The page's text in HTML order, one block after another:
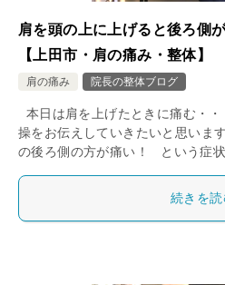
肩を頭の上に上げると後ろ側
【上田市・肩の痛み・整体】
肩の痛み 院長の整体ブログ
本日は肩を上げたときに痛む・
操をお伝えしていきたいと思い
の後ろ側の方が痛い！ という症
続きを